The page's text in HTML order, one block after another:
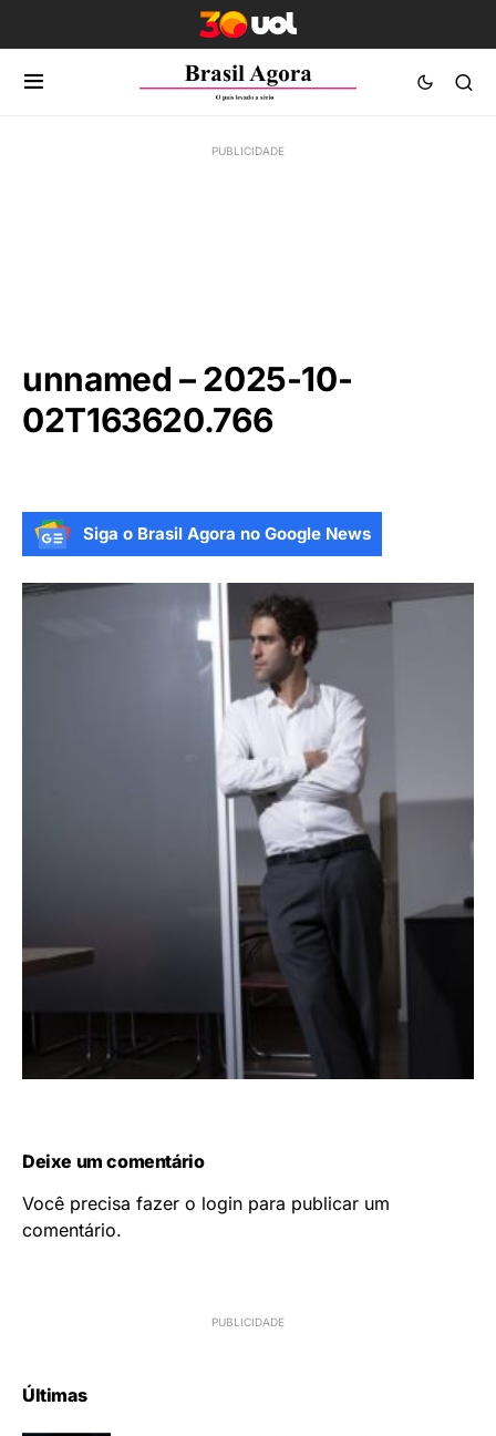
unnamed – 2025-10-
02T163620.766
Siga o Brasil Agora no Google News
Deixe um comentário
Você precisa fazer o login para publicar um
comentário.
Últimas